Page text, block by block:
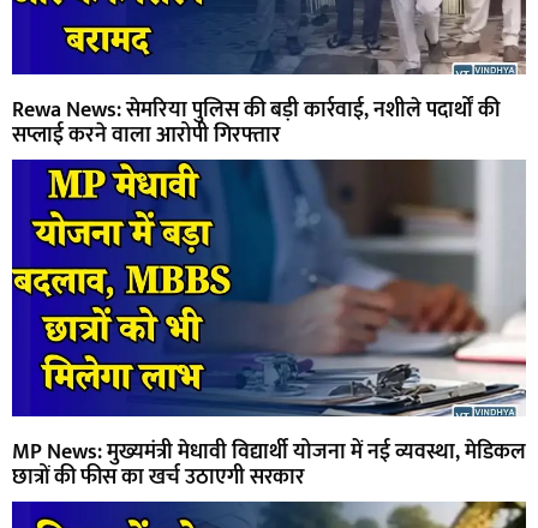
Rewa News: सेमरिया पुलिस की बड़ी कार्रवाई, नशीले पदार्थों की
सप्लाई करने वाला आरोपी गिरफ्तार
MP News: मुख्यमंत्री मेधावी विद्यार्थी योजना में नई व्यवस्था, मेडिकल
छात्रों की फीस का खर्च उठाएगी सरकार